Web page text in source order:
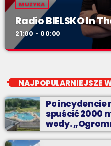
MUZYKA
Radio BIELSKO In
21:00 - 00:00
piątki od 20 do północy
Kilkadziesiąt minut
NAJPOPULARNIEJSZE
Po incydencie
spuścić 2000
wody.
praca”